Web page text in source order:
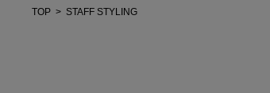
TOP STAFF STYLING